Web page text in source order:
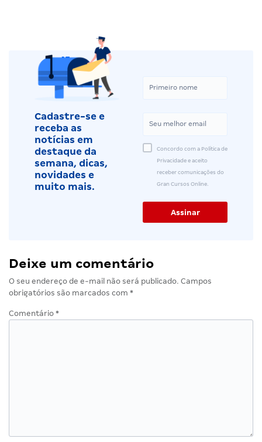
Cadastre-se e
receba as
notícias em
destaque da
semana, dicas,
novidades e
muito mais.
Concordo com a Política de
Privacidade e aceito
receber comunicações do
Gran Cursos Online.
Deixe um comentário
O seu endereço de e-mail não será publicado. Campos
obrigatórios são marcados com *
Comentário *